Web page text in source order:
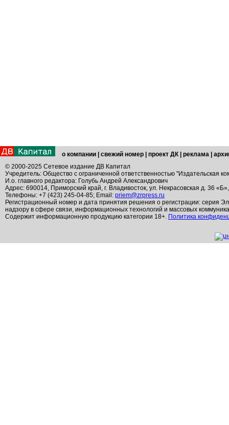
о компании свежий номер проект ДК реклама
© 2000-2025 Сетевое издание ДВ Капитал
Учредитель: Общество с ограниченной ответственностью "Издательская
И.о. главного редактора: Голубь Андрей Александрович
Адрес: 690014, Приморский край, г. Владивосток, ул. Некрасовская д. 36
Телефоны: +7 (423) 245-04-85; Email: priem@zrpress.ru
Регистрационный номер и дата принятия решения о регистрации: серия
надзору в сфере связи, информационных технологий и массовых
Содержит информационную продукцию категории 18+. Политика